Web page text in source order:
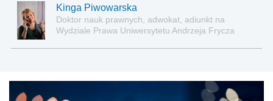
Kinga Piwowarska
Doktor nauk prawnych, adwokat, adiunkt na
Wydziale Prawa Uniwersytetu Andrzeja Frycza
administracyjnoprawnych aspektach związanych z